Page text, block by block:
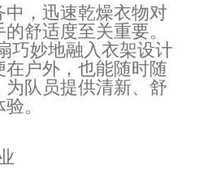
，迅速乾燥衣物对
舒适度至关重要。
巧妙地融入衣架设计
在户外，也能随时随
队员提供清新、舒
。